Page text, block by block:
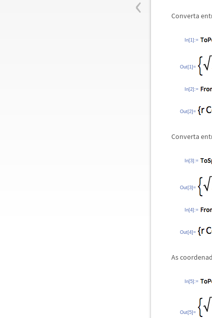
Converta
In[1]:=
Out[1]=
In[2]:=
Out[2]=
Converta
In[3]:=
Out[3]=
In[4]:=
Out[4]=
As
In[5]:=
Out[5]=